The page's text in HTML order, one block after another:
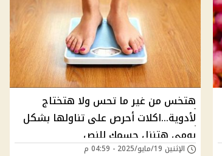
هتخس من غير ما تحس ولا هتختاج
لأدوية...اكلات أحرص على تناولها بشكل
يومى هتنزل جسمك للنص
الإثنين 19/مايو/2025 - 04:59 م